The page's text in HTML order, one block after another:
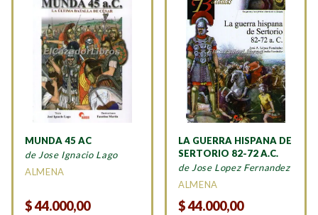
MUNDA 45 AC
de Jose Ignacio Lago
ALMENA
$44.000,00
LA GUERRA HISPANA DE
SERTORIO 82-72 A.C.
de Jose Lopez Fernandez
ALMENA
$44.000,00